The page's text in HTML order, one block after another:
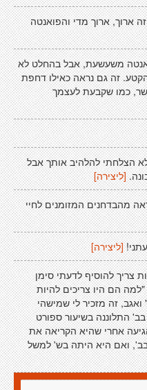
ארוך, ארוך מדי והפואנטה
משעשעת, אבל בהחלט לא
זה גם נראה כאילו דחפת
כמו שקבעת לעצמך
הצלחתי להלהיב אותך אבל
[ליצירה]
מהבדחנים המזומנים לחיי
[ליצירה]
צריך להוסיף לדעתי סימן
הם היו צריכים להיות
ואגב, זה מזכיר לי שמישהי
התלוננה בשיעור ספורט
אחרי שהיא הקריאה את
ואם היא היתה בש' למשל